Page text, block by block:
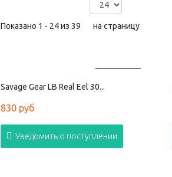
Показано 1 - 24 из 39 на страницу
Savage Gear LB Real Eel 30...
830 руб
Уведомить о поступлении